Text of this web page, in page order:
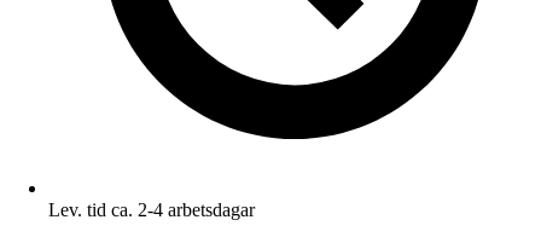
Lev. tid ca. 2-4 arbetsdagar